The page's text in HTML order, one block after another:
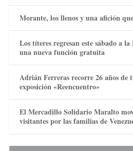
Morante, los llenos y una afición
Los títeres regresan este sábado a
una nueva función gratuita
Adrián Ferreras recorre 26 años de
exposición «Reencuentro»
El Mercadillo Solidario Maralto
visitantes por las familias de